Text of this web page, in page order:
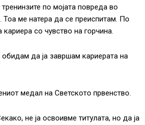
по мојата повреда во
ме натера да се преиспитам. По
со чувство на горчина.
да ја завршам кариерата на
медал на Светското првенство.
не ја освоивме титулата, но да ја